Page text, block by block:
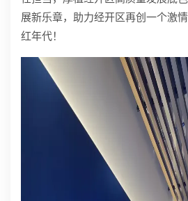
展新乐章，助力经开区再创一个激
红年代！